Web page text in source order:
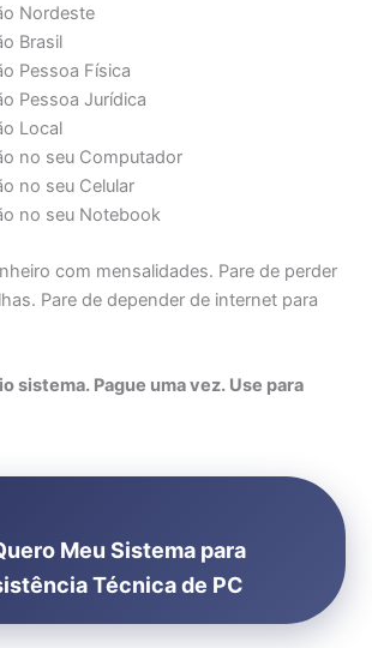
Nordeste
Brasil
Pessoa Física
Pessoa Jurídica
Local
no seu Computador
no seu Celular
no seu Notebook
com mensalidades. Pare de perder
Pare de depender de internet para
sistema. Pague uma vez. Use para
Meu Sistema para
Técnica de PC